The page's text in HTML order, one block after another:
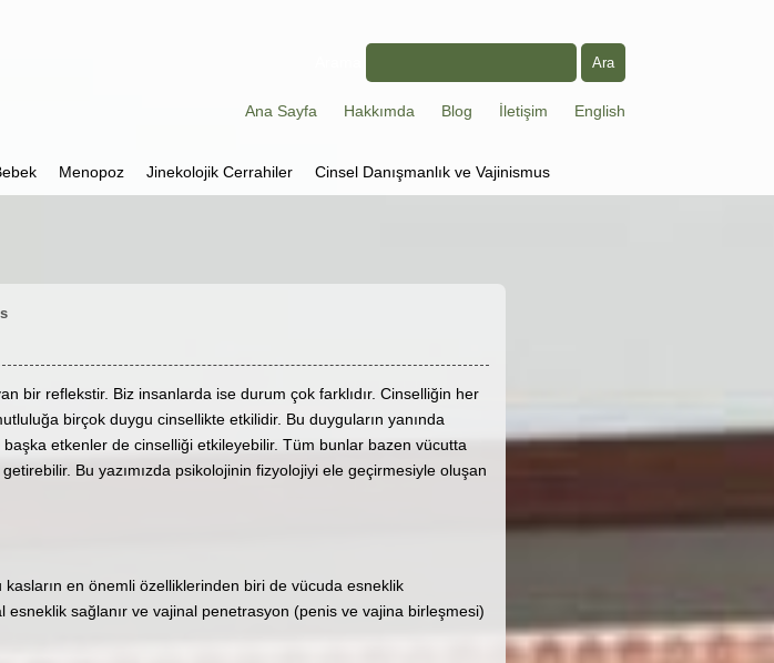
Ana Sayfa Hakkımda Blog İletişim English
Menopoz Jinekolojik Cerrahiler Cinsel Danışmanlık ve Vajinismus
bir reflekstir. Biz insanlarda ise durum çok farklıdır. Cinselliğin her
birçok duygu cinsellikte etkilidir. Bu duyguların yanında
etkenler de cinselliği etkileyebilir. Tüm bunlar bazen vücutta
Bu yazımızda psikolojinin fizyolojiyi ele geçirmesiyle oluşan
en önemli özelliklerinden biri de vücuda esneklik
sağlanır ve vajinal penetrasyon (penis ve vajina birleşmesi)